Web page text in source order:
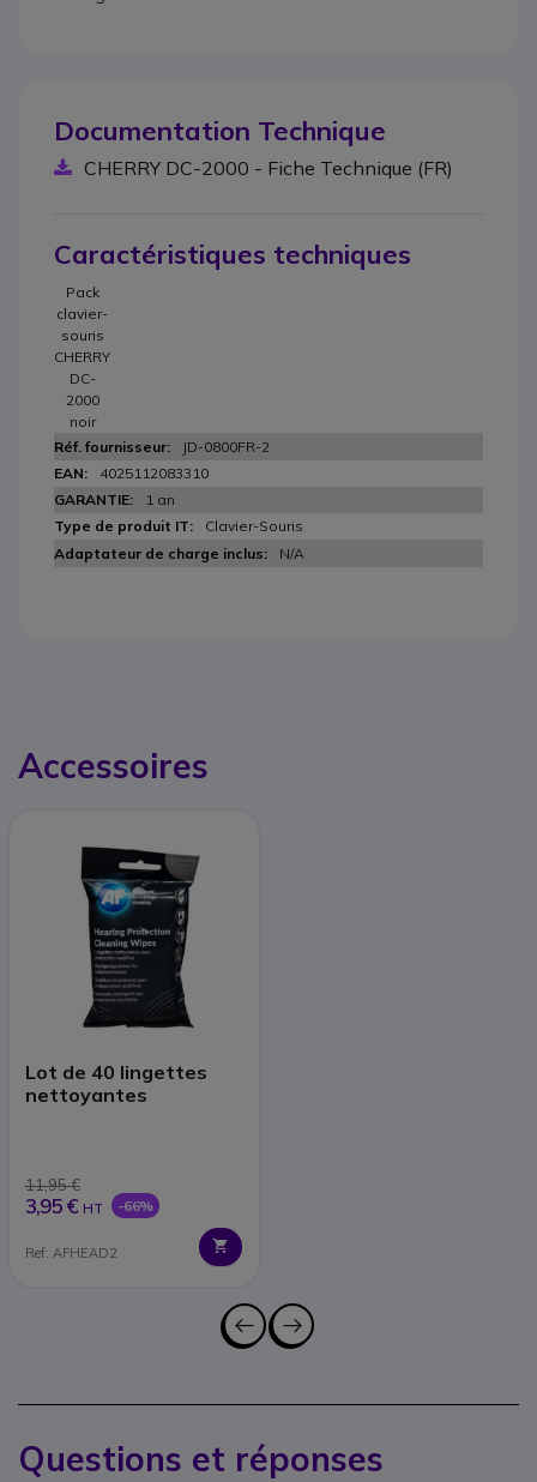
Documentation Technique
CHERRY DC-2000 - Fiche Technique (FR)
Caractéristiques techniques
Pack
clavier-
souris
CHERRY
DC-
2000
noir
JD-0800FR-2
4025112083310
1 an
Clavier-Souris
N/A
Accessoires
Lot de 40 lingettes
nettoyantes
11,95 €
3,95 € HT -66%
Ref: AFHEAD2
Questions et réponses